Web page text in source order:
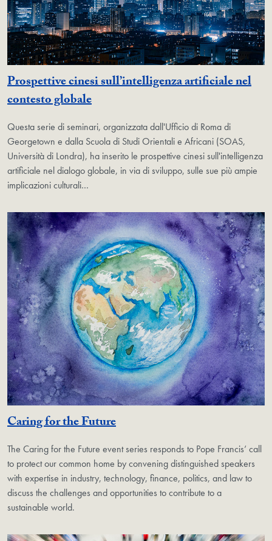
Prospettive cinesi sull’intelligenza artificiale nel
contesto globale
Questa serie di seminari, organizzata dall'Ufficio di Roma di
Georgetown e dalla Scuola di Studi Orientali e Africani (SOAS,
Università di Londra), ha inserito le prospettive cinesi sull'intelligenza
artificiale nel dialogo globale, in via di sviluppo, sulle sue più ampie
implicazioni culturali…
Caring for the Future
The Caring for the Future event series responds to Pope Francis’ call
to protect our common home by convening distinguished speakers
with expertise in industry, technology, finance, politics, and law to
discuss the challenges and opportunities to contribute to a
sustainable world.